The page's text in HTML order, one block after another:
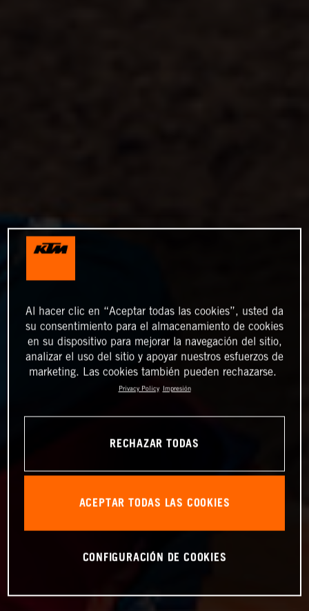
Al hacer clic en “Aceptar todas las cookies”, usted da
su consentimiento para el almacenamiento de cookies
en su dispositivo para mejorar la navegación del sitio,
analizar el uso del sitio y apoyar nuestros esfuerzos de
marketing. Las cookies también pueden rechazarse.
Privacy Policy Impresión
RECHAZAR TODAS
ACEPTAR TODAS LAS COOKIES
CONFIGURACIÓN DE COOKIES